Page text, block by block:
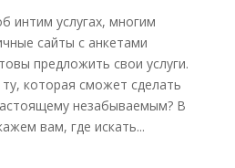
интим услугах, многим
сайты с анкетами
предложить свои услуги.
которая сможет сделать
незабываемым? В
вам, где искать...